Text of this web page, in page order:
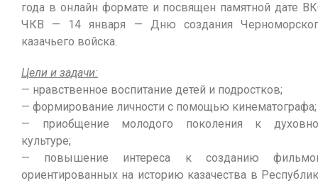
года в онлайн формате и посвящен памятной дате
ЧКВ — 14 января — Дню создания
казачьего войска.
Цели и задачи:
— нравственное воспитание детей и подростков;
— формирование личности с помощью кинематографа;
— приобщение молодого поколения к
культуре;
— повышение интереса к созданию
ориентированных на историю казачества в